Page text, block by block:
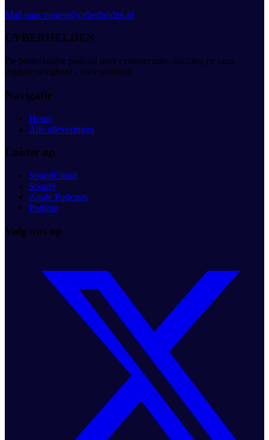
Mail naarvragen@cyberhelden.nl
CYBERHELDEN
De Nederlandse podcast over cybersecurity, hacking en onze
digitale veiligheid - voor iedereen.
Navigatie
Home
Alle afleveringen
Luister op
SoundCloud
Spotify
Apple Podcasts
Podimo
Volg ons op